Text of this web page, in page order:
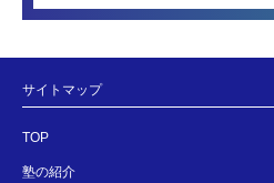
サイトマップ
TOP
塾の紹介